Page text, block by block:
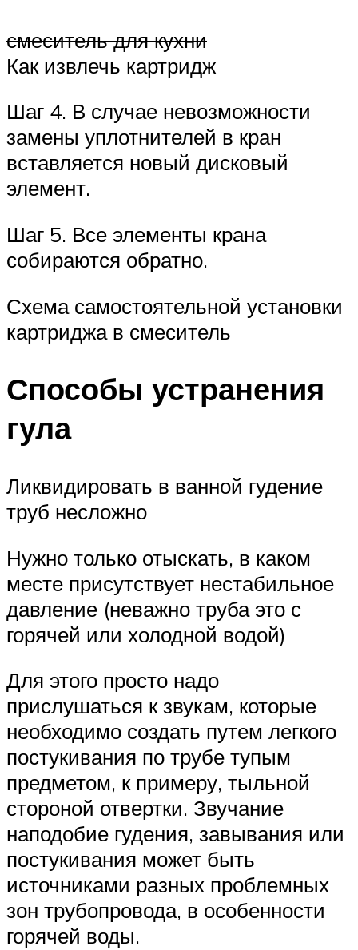
смеситель для кухни
Как извлечь картридж
Шаг 4. В случае невозможности
замены уплотнителей в кран
вставляется новый дисковый
элемент.
Шаг 5. Все элементы крана
собираются обратно.
Схема самостоятельной установки
картриджа в смеситель
Способы устранения
гула
Ликвидировать в ванной гудение
труб несложно
Нужно только отыскать, в каком
месте присутствует нестабильное
давление (неважно труба это с
горячей или холодной водой)
Для этого просто надо
прислушаться к звукам, которые
необходимо создать путем легкого
постукивания по трубе тупым
предметом, к примеру, тыльной
стороной отвертки. Звучание
наподобие гудения, завывания или
постукивания может быть
источниками разных проблемных
зон трубопровода, в особенности
горячей воды.